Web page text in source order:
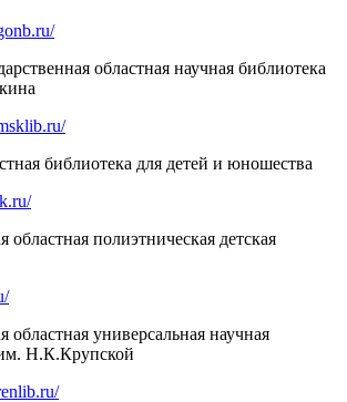
областная научная библиотека
библиотека для детей и юношества
областная полиэтническая детская
областная универсальная научная
Н.К.Крупской